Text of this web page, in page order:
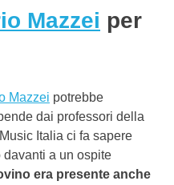
Mazzei per
Mazzei potrebbe
dai professori della
Italia ci fa sapere
a un ospite
era presente anche